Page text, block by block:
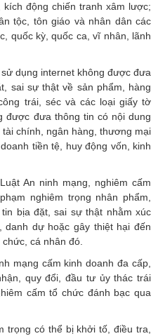
động chiến tranh xâm lược;
tộc, tôn giáo và nhân dân các
quốc kỳ, quốc ca, vĩ nhân, lãnh
dụng internet không được đưa
sai sự thật về sản phẩm, hàng
trái, séc và các loại giấy tờ
được đưa thông tin có nội dung
chính, ngân hàng, thương mại
tiền tệ, huy động vốn, kinh
An ninh mạng, nghiêm cấm
nghiêm trọng nhân phẩm,
bịa đặt, sai sự thật nhằm xúc
danh dự hoặc gây thiệt hại đến
cá nhân đó.
mạng cấm kinh doanh đa cấp,
quy đổi, đầu tư ủy thác trái
cấm tổ chức đánh bạc qua
trọng có thể bị khởi tố, điều tra,